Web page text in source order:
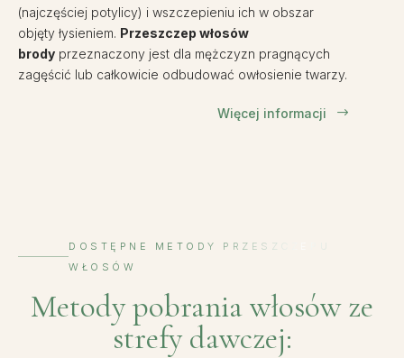
(najczęściej potylicy) i wszczepieniu ich w obszar
objęty łysieniem. Przeszczep włosów
brody przeznaczony jest dla mężczyzn pragnących
zagęścić lub całkowicie odbudować owłosienie twarzy.
$
Więcej informacji
DOSTĘPNE METODY PRZESZCZEPU
WŁOSÓW
Metody pobrania włosów ze
strefy dawczej: